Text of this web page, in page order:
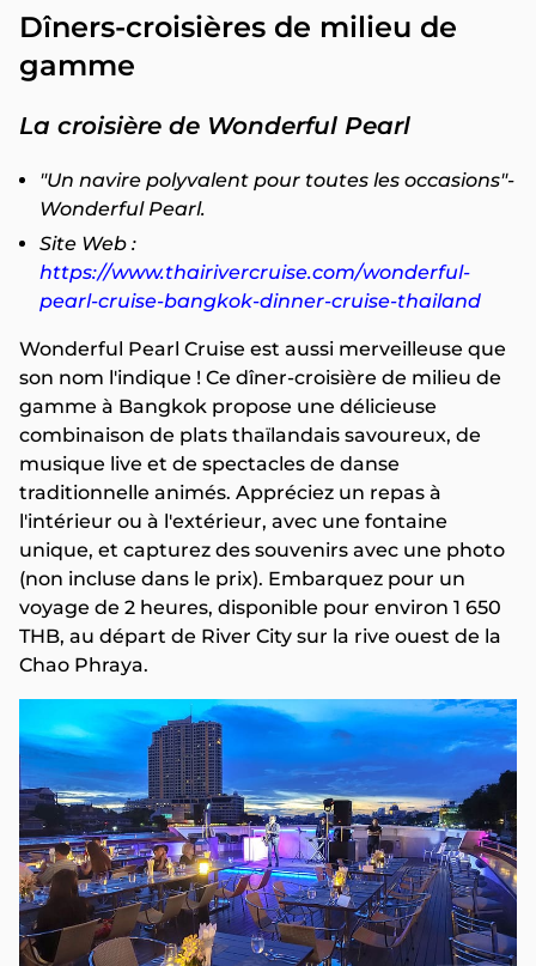
Dîners-croisières de milieu de
gamme
La croisière de Wonderful Pearl
"Un navire polyvalent pour toutes les occasions"-
Wonderful Pearl.
Site Web :
https://www.thairivercruise.com/wonderful-
pearl-cruise-bangkok-dinner-cruise-thailand
Wonderful Pearl Cruise est aussi merveilleuse que
son nom l'indique ! Ce dîner-croisière de milieu de
gamme à Bangkok propose une délicieuse
combinaison de plats thaïlandais savoureux, de
musique live et de spectacles de danse
traditionnelle animés. Appréciez un repas à
l'intérieur ou à l'extérieur, avec une fontaine
unique, et capturez des souvenirs avec une photo
(non incluse dans le prix). Embarquez pour un
voyage de 2 heures, disponible pour environ 1 650
THB, au départ de River City sur la rive ouest de la
Chao Phraya.